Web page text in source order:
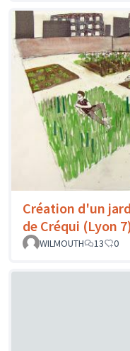
Création d'un
de Créqui (Lyon
WILMOUTH
13 0